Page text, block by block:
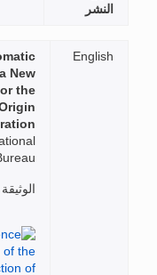
النشر
English
New
the